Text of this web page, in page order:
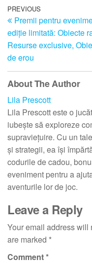
Post
navigation
Previous
Post
PREVIOUS
Premii pentru
ediție limitată: Obiecte
Resurse exclusive,
de erou
About The Author
Lila Prescott
Lila Prescott este o
iubește să exploreze
supraviețuire. Cu un
și strategii, ea își
codurile de cadou,
eveniment pentru a
aventurile lor de joc.
Leave a Reply
Your email address will
are marked *
Comment*